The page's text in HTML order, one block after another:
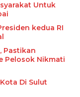
Untuk
kedua RI
Pastikan
Pelosok Nikmati
Di Sulut